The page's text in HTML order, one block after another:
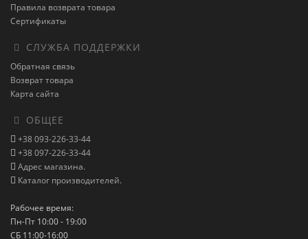
Правила возврата товара
Сертификаты
СЛУЖБА ПОДДЕРЖКИ
Обратная связь
Возврат товара
Карта сайта
ОБЩЕЕ
+38 093-226-33-44
+38 097-226-33-44
Адрес магазина.
Каталог производителей.
Рабочее время:
Пн-Пт 10:00 - 19:00
СБ 11:00-16:00